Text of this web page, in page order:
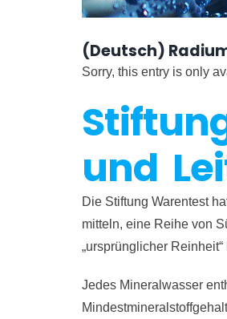
(Deutsch)
Sorry, this entry is only
und
Die Stiftung Warentest
mitteln, eine Reihe von
„ursprüng­licher
Jedes Mineral­wasser